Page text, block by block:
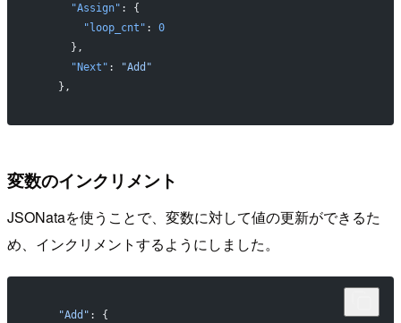
      "Assign"
: {
        "loop_cnt"
: 0
      },
      "Next"
:
"Add"
    },
変数のインクリメント
JSONataを使うことで、変数に対して値の更新ができるた
め、インクリメントするようにしました。
    "Add"
: {